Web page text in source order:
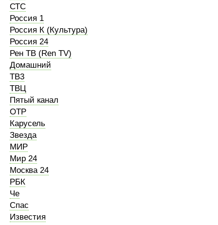
СТС
Россия 1
Россия К (Культура)
Россия 24
Рен ТВ (Ren TV)
Домашний
ТВ3
ТВЦ
Пятый канал
ОТР
Карусель
Звезда
МИР
Мир 24
Москва 24
РБК
Че
Спас
Известия